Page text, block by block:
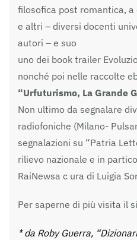
filosofica post romantica, a
e altri – diversi docenti
autori – e suo
uno dei book trailer
nonché poi nelle raccolte
“Urfuturismo, La Grande
Non ultimo da segnalare
radiofoniche (Milano-
segnalazioni su “Patria
rilievo nazionale e in
RaiNewsa c ura di Luigia
Per saperne di più visita il
*da Roby Guerra,